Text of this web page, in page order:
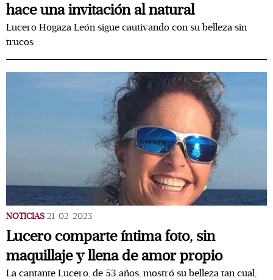
hace una invitación al natural
Lucero Hogaza León sigue cautivando con su belleza sin
trucos
NOTICIAS 21/02/2023
Lucero comparte íntima foto, sin
maquillaje y llena de amor propio
La cantante Lucero, de 53 años, mostró su belleza tan cual,